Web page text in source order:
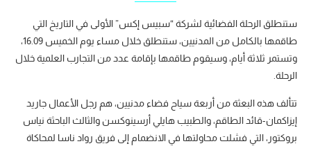
ستنطلق الرحلة الفضائية لشركة “سبيس إكس” الأولى في التاريخ التي
طاقمها بالكامل من المدنيين، ستنطلق خلال مساء يوم الخميس 16.09،
وتستمر ثلاثة أيام، وسيقوم طاقمها بإقامة عدد من التجارب العلمية خلال
الرحلة.
تتألف هذه البعثة من أربعة سياح فضاء مدنيين، هم رجل الأعمال جاريد
إيزاكمان-قائد الطاقم، والطبيب هايلي أرسينوكسن والثالث الباحثة نياس
بروكتور، التي فشلت محاولتها في الانضمام إلى فريق رواد ناسا لمحاكاة